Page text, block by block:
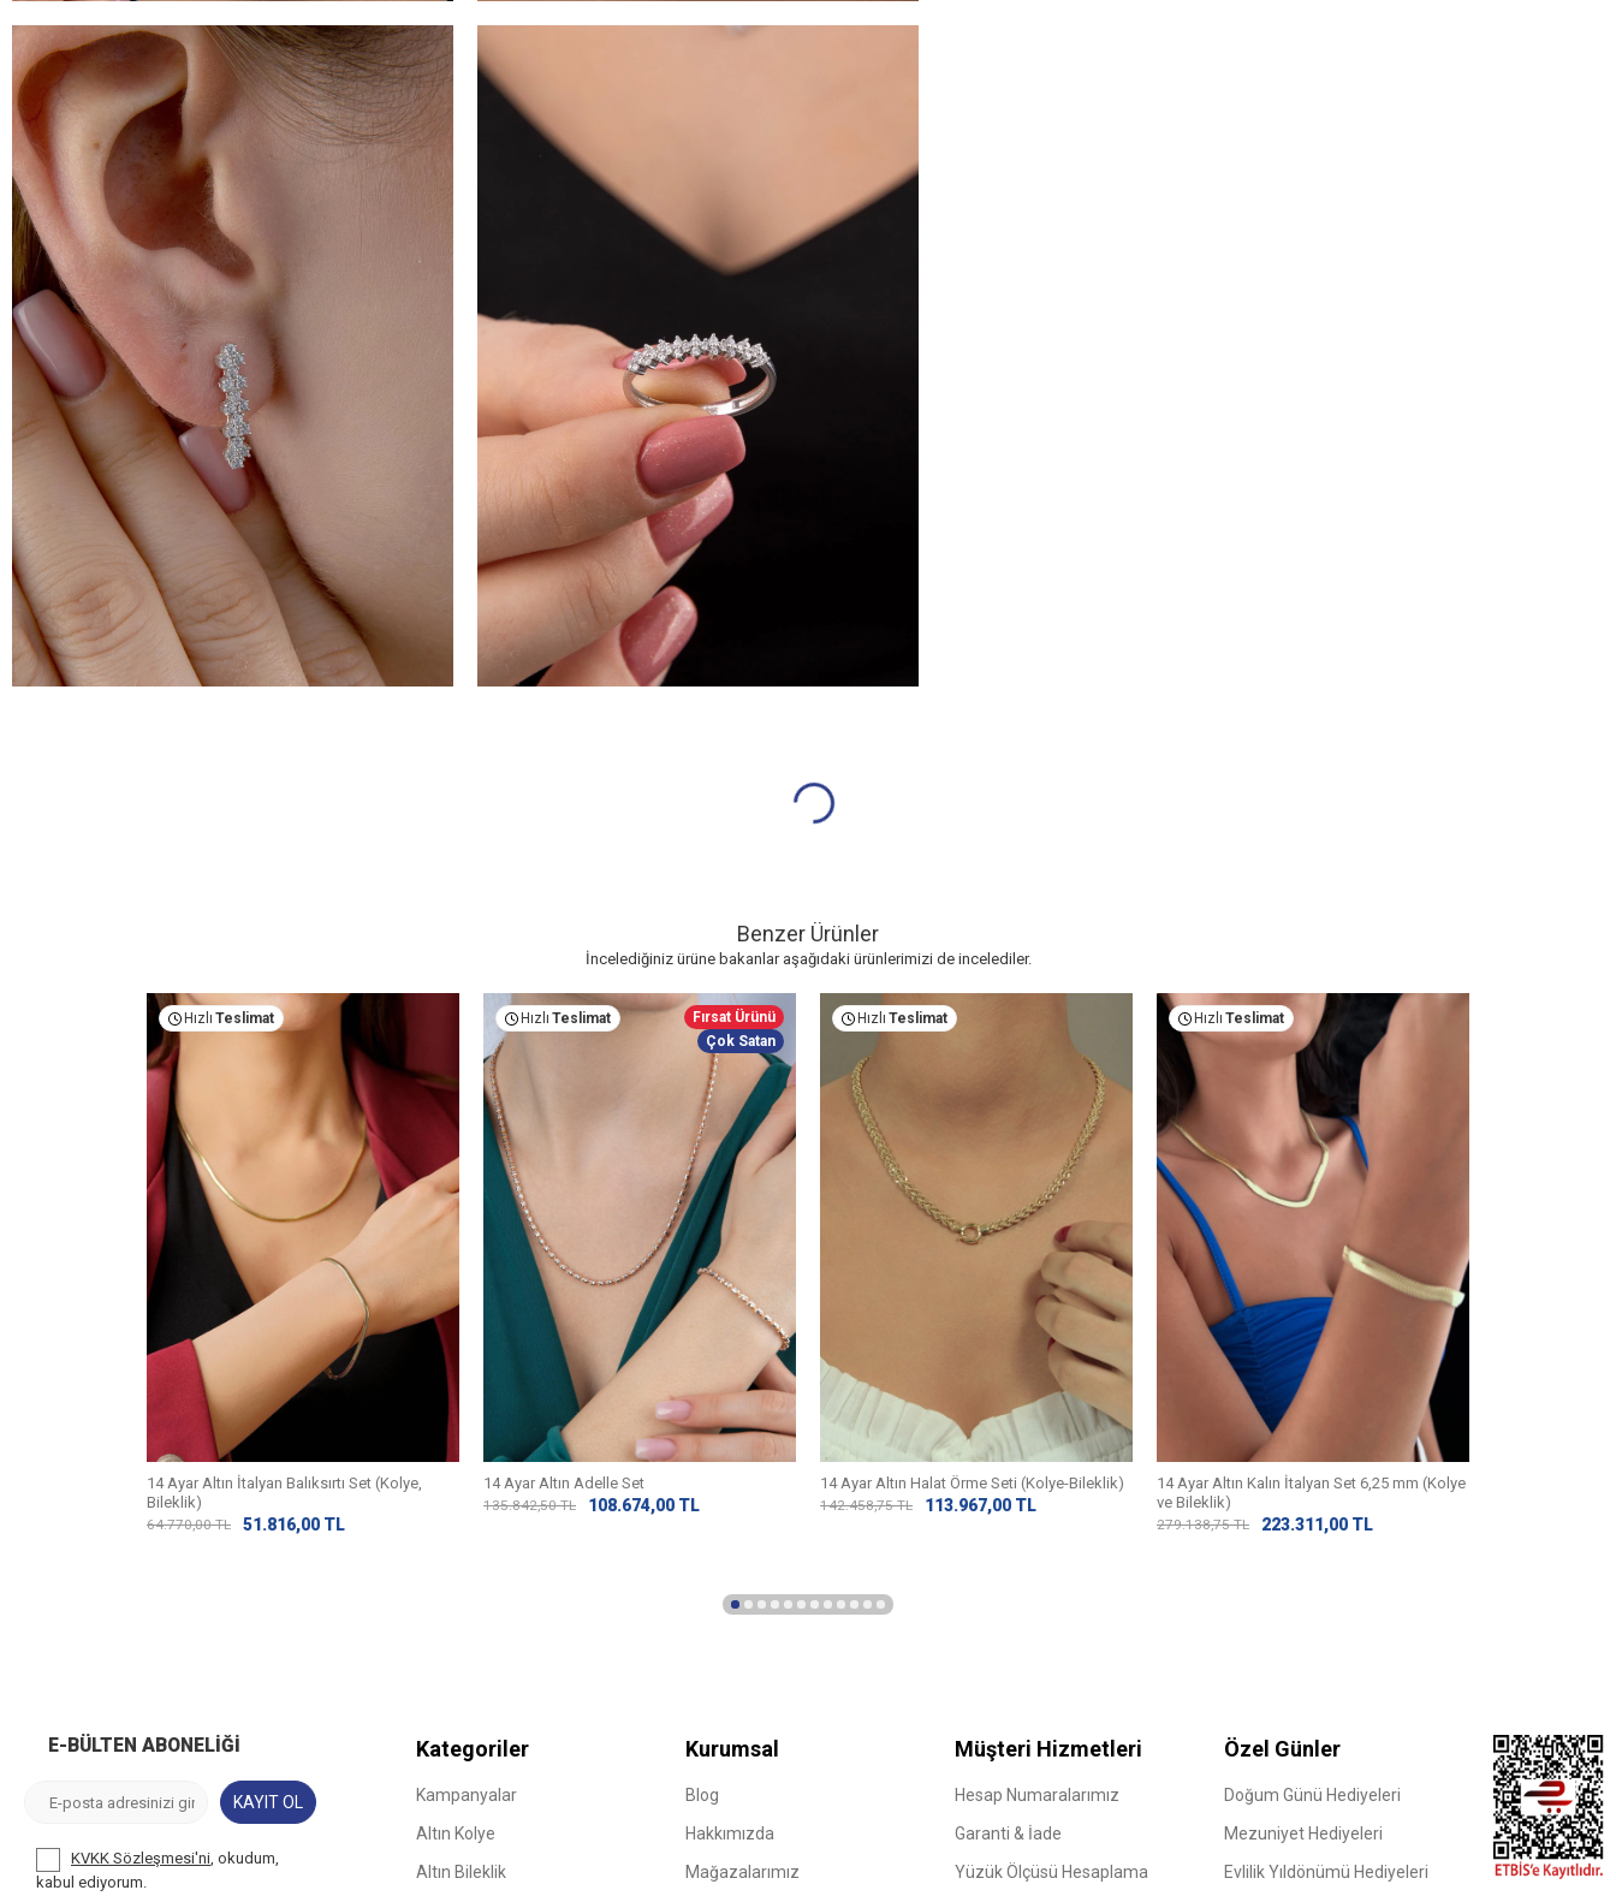
Benzer Ürünler
İncelediğiniz ürüne bakanlar aşağıdaki ürünlerimizi de incelediler.
Hızlı Teslimat
14 Ayar Altın İtalyan Balıksırtı Set (Kolye,
Bileklik)
64.770,00TL 51.816,00 TL
Hızlı Teslimat
Fırsat Ürünü
Çok Satan
14 Ayar Altın Adelle Set
135.842,50TL 108.674,00 TL
Hızlı Teslimat
14 Ayar Altın Halat Örme Seti (Kolye-Bileklik)
142.458,75TL 113.967,00 TL
Hızlı Teslimat
14 Ayar Altın Kalın İtalyan Set 6,25 mm (Kolye
ve Bileklik)
279.138,75TL 223.311,00 TL
E-BÜLTEN ABONELIĞI
KAYIT OL
KVKK Sözleşmesi'ni, okudum,
kabul ediyorum.
Kategoriler
Kampanyalar
Altın Kolye
Altın Bileklik
Kurumsal
Blog
Hakkımızda
Mağazalarımız
Müşteri Hizmetleri
Hesap Numaralarımız
Garanti & İade
Yüzük Ölçüsü Hesaplama
Özel Günler
Doğum Günü Hediyeleri
Mezuniyet Hediyeleri
Evlilik Yıldönümü Hediyeleri